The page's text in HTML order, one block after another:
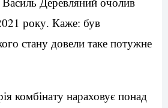
року. Каже: був
стану довели таке потужне
комбінату нараховує понад